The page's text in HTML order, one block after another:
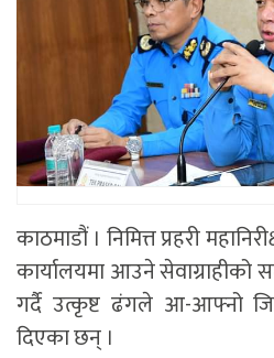
काठमाडौं । निमित्त प्रहरी
कार्यालयमा आउने सेवाग्राहीको
गर्दै उत्कृष्ट ढंगले आ-आफ्नो
दिएका छन् ।